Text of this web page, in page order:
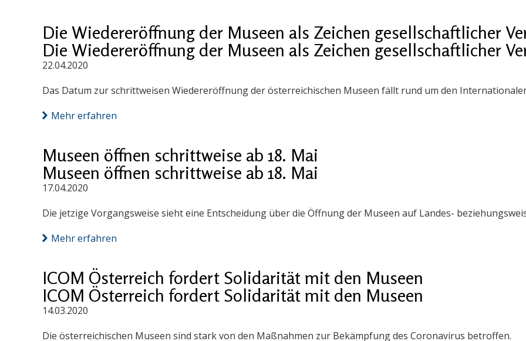
Die Wiedereröffnung der Museen als Zeichen gesellschaftlicher
Die Wiedereröffnung der Museen als Zeichen gesellschaftlicher
22.04.2020
Das Datum zur schrittweisen Wiedereröffnung der österreichischen Museen fällt rund um den
Mehr erfahren
Museen öffnen schrittweise ab 18. Mai
Museen öffnen schrittweise ab 18. Mai
17.04.2020
Die jetzige Vorgangsweise sieht eine Entscheidung über die Öffnung der Museen auf Landes-
Mehr erfahren
ICOM Österreich fordert Solidarität mit den Museen
ICOM Österreich fordert Solidarität mit den Museen
14.03.2020
Die österreichischen Museen sind stark von den Maßnahmen zur Bekämpfung des Coronavirus betroffen.